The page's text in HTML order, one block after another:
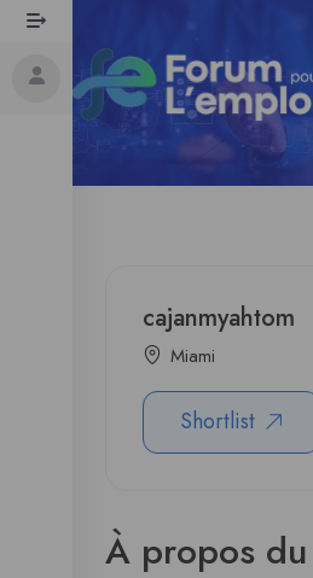
cajanmyahtom
Miami
Shortlist
À propos